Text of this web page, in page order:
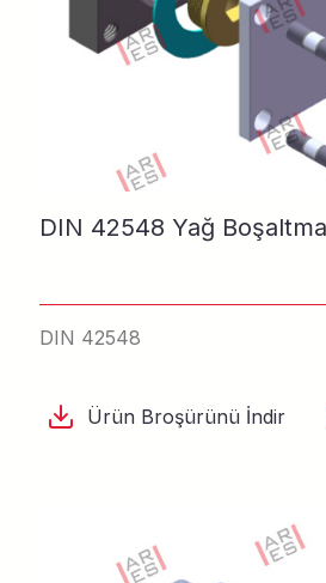
DIN 42548 Yağ
DIN 42548
Ürün Broşürünü İndir